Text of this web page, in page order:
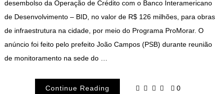
desembolso da Operação de Crédito com o Banco Interamericano
de Desenvolvimento – BID, no valor de R$ 126 milhões, para obras
de infraestrutura na cidade, por meio do Programa ProMorar. O
anúncio foi feito pelo prefeito João Campos (PSB) durante reunião
de monitoramento na sede do …
Continue Reading 0